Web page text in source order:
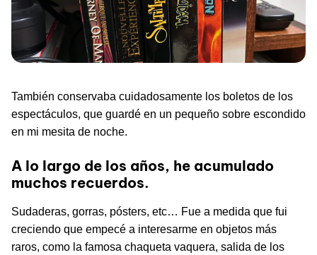
También conservaba cuidadosamente los boletos de los
espectáculos, que guardé en un pequeño sobre escondido
en mi mesita de noche.
A lo largo de los años, he acumulado
muchos recuerdos.
Sudaderas, gorras, pósters, etc… Fue a medida que fui
creciendo que empecé a interesarme en objetos más
raros, como la famosa chaqueta vaquera, salida de los